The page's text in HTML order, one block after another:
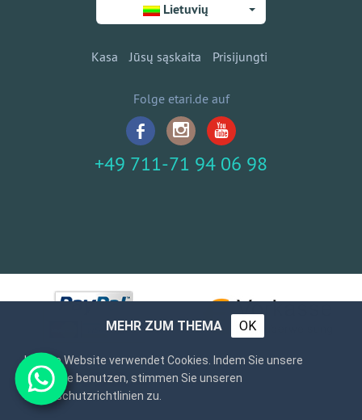
Lietuvių
Kasa Jūsų sąskaita Prisijungti
Folge etari.de auf
+49 711-71 94 06 98
MEHR ZUM THEMA OK
Unsere Website verwendet Cookies. Indem Sie unsere
Webseite benutzen, stimmen Sie unseren
Datenschutzrichtlinien zu.